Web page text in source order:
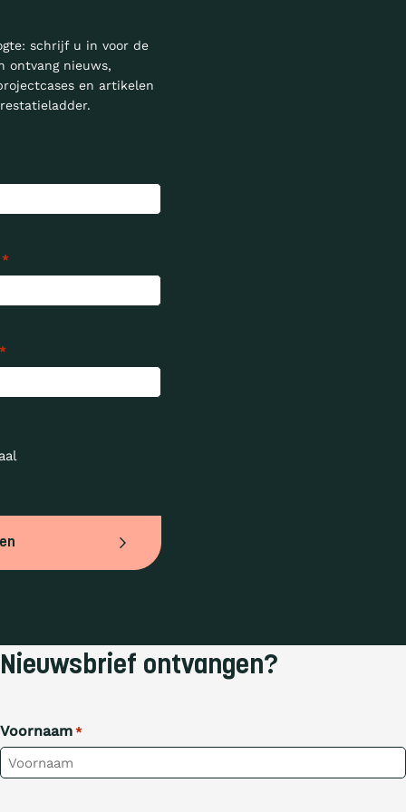
schrijf u in voor de
ontvang nieuws,
en artikelen
*
Nieuwsbrief ontvangen?
Voornaam *